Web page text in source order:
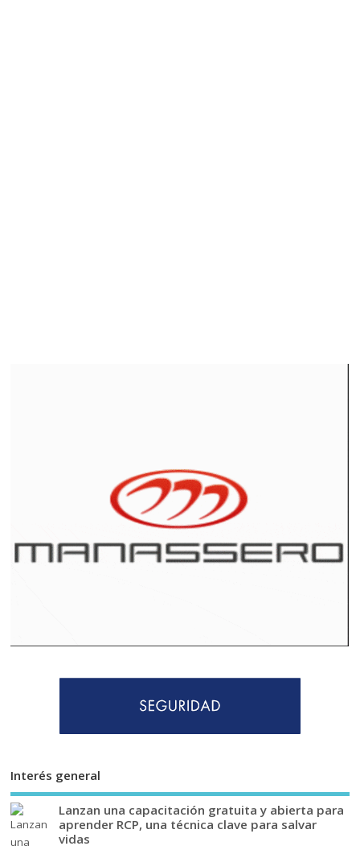
Interés general
Lanzan una capacitación gratuita y abierta para
aprender RCP, una técnica clave para salvar
vidas